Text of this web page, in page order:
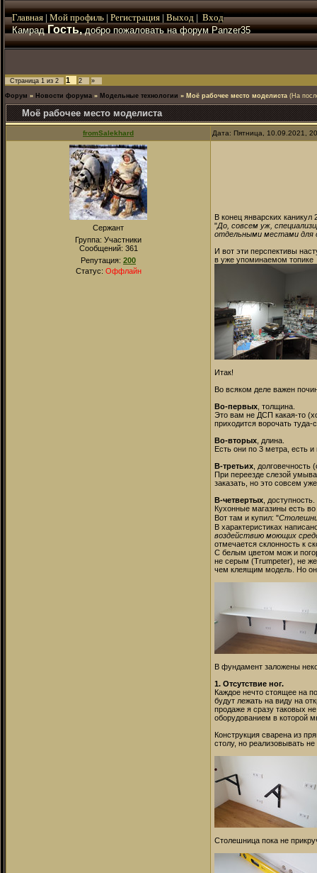
Главная | Мой профиль | Регистрация | Выход | Вход
КамрадГость,добро пожаловать на форум Panzer35
Страница 1 из 2 1 2 »
Форум » Новости форума » Модельные технологии » Моё рабочее место моделиста (На
Моё рабочее место моделиста
fromSalekhard Дата: Пятница, 10.09.2021,
Сержант
Группа: Участники
Сообщений: 361
Репутация: 200
Статус: Оффлайн
В конец январских
"До, совсем уж,
отдельными местами для
И вот эти перспективы
в уже упоминаемом топике
Итак!
Во всяком деле важен
Во-первых , толщина.
Это вам не ДСП какая-то
приходится ворочать
Во-вторых , длина.
Есть они по 3 метра, есть
В-третьих ,
При переезде слезой
заказать, но это совсем
В-четвертых , доступность.
Кухонные магазины есть
Вот там и купил: "
В характеристиках
воздействию моющих
отмечается склонность к
С белым цветом мож и
не серым (Trumpeter), не
чем клеящим модель. Но
В фундамент заложены
1. Отсутствие ног.
Каждое нечто стоящее на
будут лежать на виду на
продаже я сразу таковых
оборудованием в которой
Конструкция сварена из
столу, но реализовывать
Столешница пока не